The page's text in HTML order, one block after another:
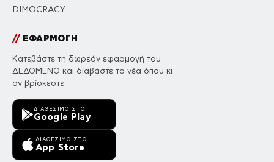
DIMOCRACY
//ΕΦΑΡΜΟΓΗ
Κατεβάστε τη δωρεάν εφαρμογή του
ΔΕΔΟΜΕΝΟ και διαβάστε τα νέα όπου κι
αν βρίσκεστε.
ΔΙΑΘΈΣΙΜΟ ΣΤΟ
Google Play
ΔΙΑΘΈΣΙΜΟ ΣΤΟ
App Store